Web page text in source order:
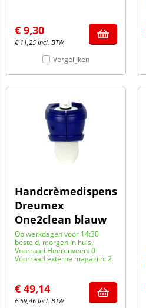
€ 9,30
€ 11,25 Incl. BTW
Vergelijken
Handcrèmedispenser
Dreumex
One2clean blauw
Op werkdagen voor 14:30
besteld, morgen in huis.
Voorraad Heerenveen: 0
Voorraad externe magazijn: 2
€ 49,14
€59,46 Incl. BTW